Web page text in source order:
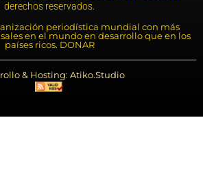
derechos reservados.
periodística mundial con más
en el mundo en desarrollo que en los
países ricos. DONAR
& Hosting: Atiko.Studio